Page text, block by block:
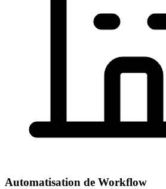
Automatisation de Workflow